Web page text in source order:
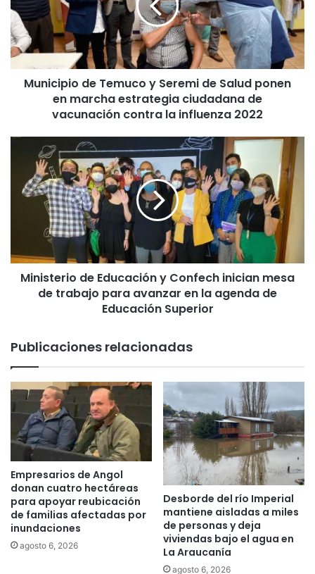
c
i
p
i
o
e
a
d
p
n
e
m
a
r
Municipio de Temuco y Seremi de Salud ponen
en marcha estrategia ciudadana de
vacunación contra la influenza 2022
i
u
c
a
c
i
n
C
o
n
f
e
c
Ministerio de Educación y Confech inician mesa
de trabajo para avanzar en la agenda de
Educación Superior
Publicaciones relacionadas
Empresarios de Angol
donan cuatro hectáreas
para apoyar reubicación
de familias afectadas por
inundaciones
agosto 6, 2026
Desborde del río Imperial
mantiene aisladas a miles
de personas y deja
viviendas bajo el agua en
La Araucanía
agosto 6, 2026